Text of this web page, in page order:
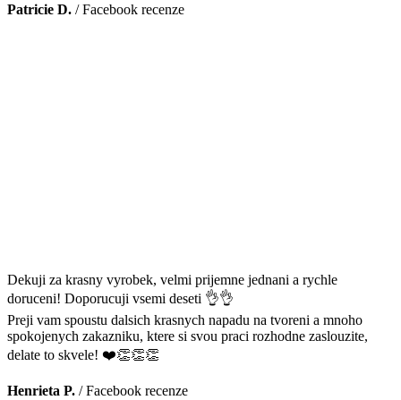
Patricie D. /Facebook recenze
Dekuji za krasny vyrobek, velmi prijemne jednani a rychle
doruceni! Doporucuji vsemi deseti 👌👌
Preji vam spoustu dalsich krasnych napadu na tvoreni a mnoho
spokojenych zakazniku, ktere si svou praci rozhodne zaslouzite,
delate to skvele! ❤️👏👏👏
Henrieta P. /Facebook recenze